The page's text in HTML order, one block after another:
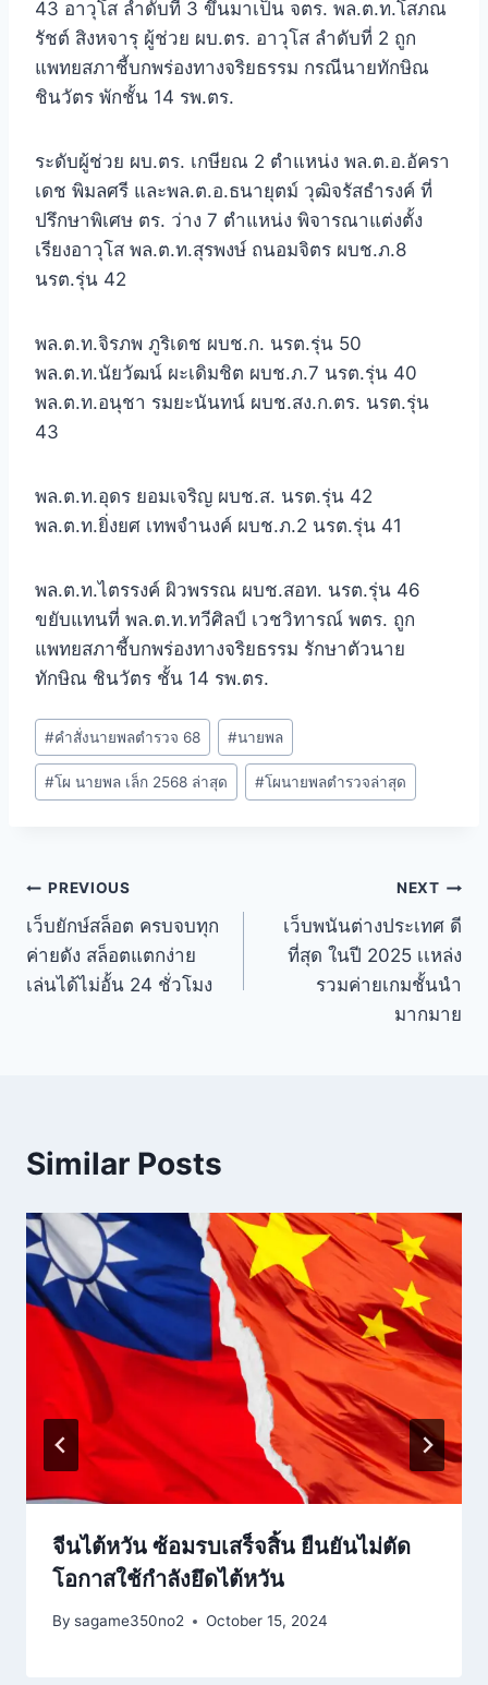
43 อาวุโส ลำดับที่ 3 ขึ้นมาเป็น จตร. พล.ต.ท.โสภณ
รัชต์ สิงหจารุ ผู้ช่วย ผบ.ตร. อาวุโส ลำดับที่ 2 ถูก
แพทยสภาชี้บกพร่องทางจริยธรรม กรณีนายทักษิณ
ชินวัตร พักชั้น 14 รพ.ตร.
ระดับผู้ช่วย ผบ.ตร. เกษียณ 2 ตำแหน่ง พล.ต.อ.อัครา
เดช พิมลศรี และพล.ต.อ.ธนายุตม์ วุฒิจรัสธำรงค์ ที่
ปรึกษาพิเศษ ตร. ว่าง 7 ตำแหน่ง พิจารณาแต่งตั้ง
เรียงอาวุโส พล.ต.ท.สุรพงษ์ ถนอมจิตร ผบช.ภ.8
นรต.รุ่น 42
พล.ต.ท.จิรภพ ภูริเดช ผบช.ก. นรต.รุ่น 50
พล.ต.ท.นัยวัฒน์ ผะเดิมชิต ผบช.ภ.7 นรต.รุ่น 40
พล.ต.ท.อนุชา รมยะนันทน์ ผบช.สง.ก.ตร. นรต.รุ่น
43
พล.ต.ท.อุดร ยอมเจริญ ผบช.ส. นรต.รุ่น 42
พล.ต.ท.ยิ่งยศ เทพจำนงค์ ผบช.ภ.2 นรต.รุ่น 41
พล.ต.ท.ไตรรงค์ ผิวพรรณ ผบช.สอท. นรต.รุ่น 46
ขยับแทนที่ พล.ต.ท.ทวีศิลป์ เวชวิทารณ์ พตร. ถูก
แพทยสภาชี้บกพร่องทางจริยธรรม รักษาตัวนาย
ทักษิณ ชินวัตร ชั้น 14 รพ.ตร.
#คําสั่งนายพลตํารวจ 68 #นายพล
#โผ นายพล เล็ก 2568 ล่าสุด #โผนายพลตํารวจล่าสุด
PREVIOUS
เว็บยักษ์สล็อต ครบจบทุก
ค่ายดัง สล็อตแตกง่าย
เล่นได้ไม่อั้น 24 ชั่วโมง
NEXT
เว็บพนันต่างประเทศ ดี
ที่สุด ในปี 2025 เเหล่ง
รวมค่ายเกมชั้นนำ
มากมาย
Similar Posts
จีนไต้หวัน ซ้อมรบเสร็จสิ้น ยืนยันไม่ตัด
โอกาสใช้กำลังยึดไต้หวัน
By sagame350no2 October 15, 2024